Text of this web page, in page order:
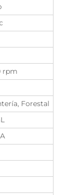
rpm
Forestal